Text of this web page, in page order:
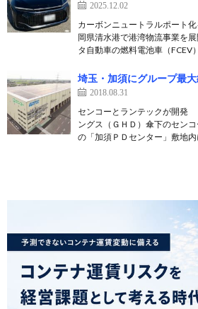
2025.12.02
カーボンニュートラルポート
岡県清水港で港湾物流事業を
タ自動車の燃料電池車（FCEV
埼玉・加須にグループ最
2018.08.31
センコーとランテックが開発
ングス（ＧＨＤ）傘下のセン
の「加須ＰＤセンター」敷地